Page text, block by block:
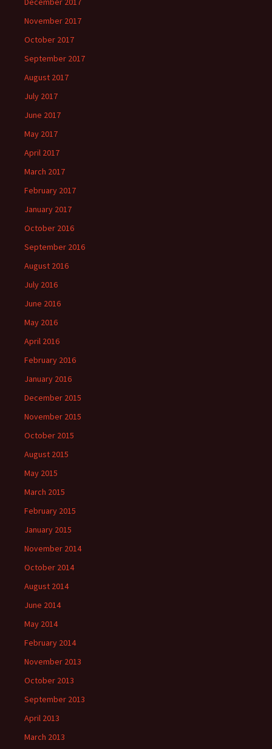
November 2017
October 2017
September 2017
August 2017
July 2017
June 2017
May 2017
April 2017
March 2017
February 2017
January 2017
October 2016
September 2016
August 2016
July 2016
June 2016
May 2016
April 2016
February 2016
January 2016
December 2015
November 2015
October 2015
August 2015
May 2015
March 2015
February 2015
January 2015
November 2014
October 2014
August 2014
June 2014
May 2014
February 2014
November 2013
October 2013
September 2013
April 2013
March 2013